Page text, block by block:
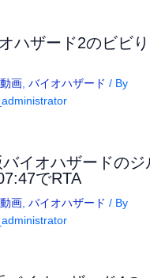
ハザード2のビビ
画, バイオハザード / By
バイオハザードのジ
でRTA
画, バイオハザード / By